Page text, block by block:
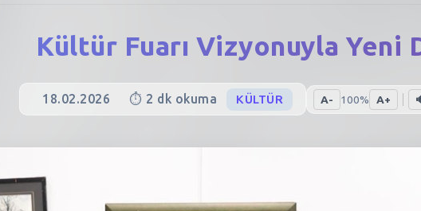
Kültür Fuarı Vizyonuyla Yeni
18.02.2026 ⏱️ 2 dk okuma KÜLTÜR A- 100% A+